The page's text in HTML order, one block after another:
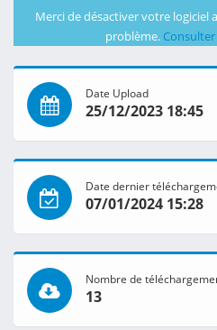
Merci de désactiver votre logiciel
problème.
Date Upload
25/12/2023 18:45
Date dernier
07/01/2024 15:28
Nombre de
13